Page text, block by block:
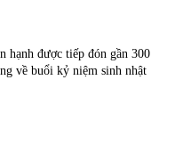
hạnh được tiếp đón gần 300
về buổi kỷ niệm sinh nhật